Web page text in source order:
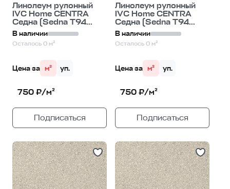
Линолеум рулонный
IVC Home CENTRA
Седна (Sedna T94...
В наличии
Осталось 0 м²
Цена за м² уп.
750 ₽/м²
Подписаться
Линолеум рулонный
IVC Home CENTRA
Седна (Sedna T94...
В наличии
Осталось 0 м²
Цена за м² уп.
750 ₽/м²
Подписаться